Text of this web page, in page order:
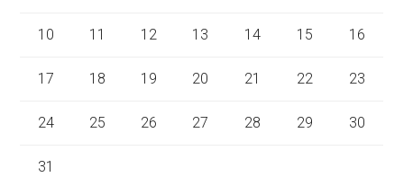
10 11 12 13 14 15 16
17 18 19 20 21 22 23
24 25 26 27 28 29 30
31